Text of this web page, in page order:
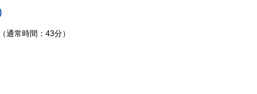
（通常時間：43分）